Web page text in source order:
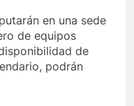
en una sede
de equipos
de
podrán